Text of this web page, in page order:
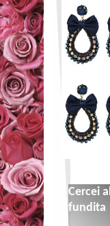
Cercei
fundita